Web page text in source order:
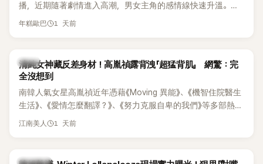
播，近期隨著劇情進入高潮，男女主角的感情線快速升溫。最
新播出的第8集不僅上演火辣吻戲，更接連出現床戲橋段，讓
年糕歐巴 1 天前
韓星
清純女神藏反差身材！高胤禎露背洩「超猛背肌」 網驚：完
全沒想到
南韓人氣女星高胤禎近年憑藉《Moving 異能》、《機智住院醫生
生活》、《愛情怎麼翻譯？》、《努力克服自卑的我們》等多部熱門
作品，躍升為韓劇新一代女神代表，不僅演技備受肯定，精緻
細身材下的超狂背肌與肩膀線條，反差感十足，讓不少網友看
江南美人 1 天前
熱議討論